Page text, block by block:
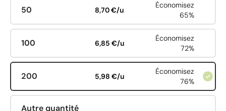
50 8,70 €/u
Économisez
65%
100 6,85 €/u
Économisez
72%
200 5,98 €/u
Économisez
76%
Autre quantité